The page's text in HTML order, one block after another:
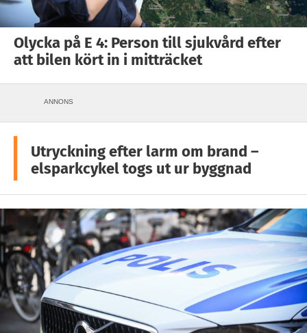
Olycka på E 4: Person till sjukvård efter
att bilen kört in i mitträcket
ANNONS
Utryckning efter larm om brand –
elsparkcykel togs ut ur byggnad